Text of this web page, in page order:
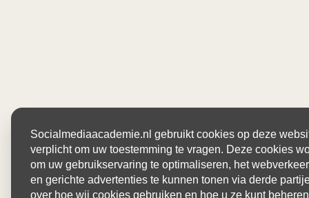
Socialmediaacademie.nl gebruikt cookies op deze
verplicht om uw toestemming te vragen. Deze cookies
om uw gebruikservaring te optimaliseren, het
en gerichte advertenties te kunnen tonen via derde
over hoe wij cookies gebruiken en hoe u ze kunt